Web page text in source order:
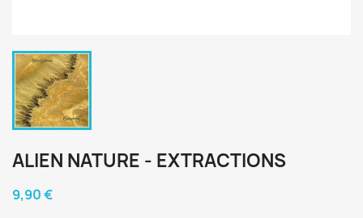
ALIEN NATURE - EXTRACTIONS
9,90 €